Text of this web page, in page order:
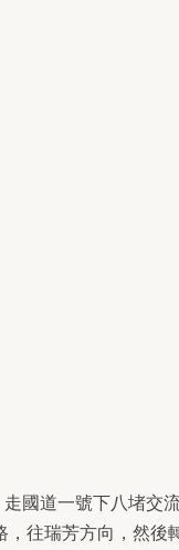
國道一號下八堵交
，往瑞芳方向，然後